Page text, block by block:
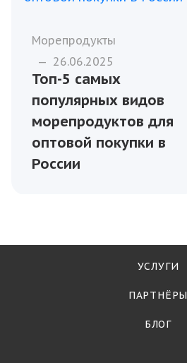
Морепродукты
— 26.06.2025
Топ-5 самых
популярных видов
морепродуктов для
оптовой покупки в
России
УСЛУГИ
ПАРТНЁРЫ
БЛОГ